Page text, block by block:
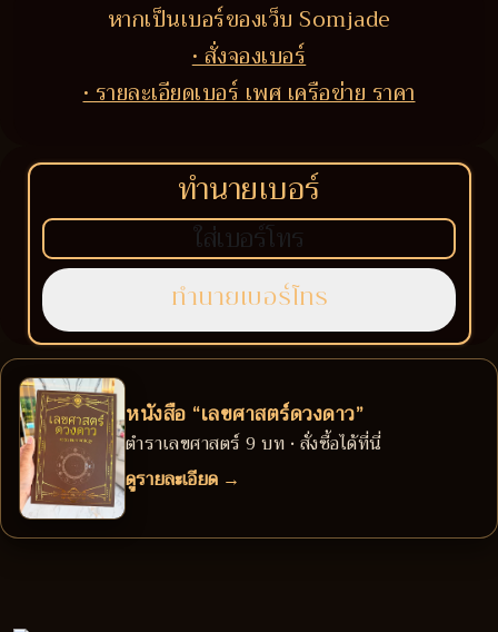
หากเป็นเบอร์ของเว็บ Somjade
• สั่งจองเบอร์
• รายละเอียดเบอร์ เพศ เครือข่าย ราคา
ทำนายเบอร์
หนังสือ “เลขศาสตร์ดวงดาว”
ตำราเลขศาสตร์ 9 บท • สั่งซื้อได้ที่นี่
ดูรายละเอียด →